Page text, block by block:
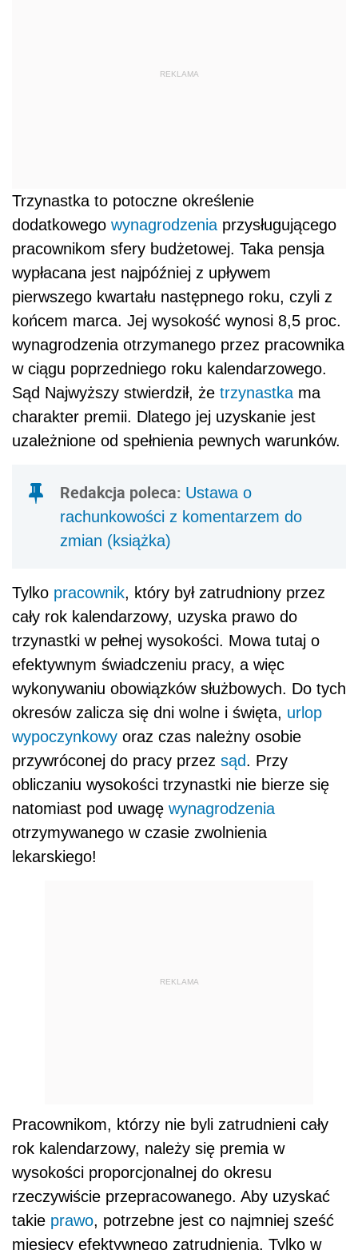
REKLAMA
Trzynastka to potoczne określenie
dodatkowego wynagrodzenia przysługującego
pracownikom sfery budżetowej. Taka pensja
wypłacana jest najpóźniej z upływem
pierwszego kwartału następnego roku, czyli z
końcem marca. Jej wysokość wynosi 8,5 proc.
wynagrodzenia otrzymanego przez pracownika
w ciągu poprzedniego roku kalendarzowego.
Sąd Najwyższy stwierdził, że trzynastka ma
charakter premii. Dlatego jej uzyskanie jest
uzależnione od spełnienia pewnych warunków.
Redakcja poleca: Ustawa o
rachunkowości z komentarzem do
zmian (książka)
Tylko pracownik, który był zatrudniony przez
cały rok kalendarzowy, uzyska prawo do
trzynastki w pełnej wysokości. Mowa tutaj o
efektywnym świadczeniu pracy, a więc
wykonywaniu obowiązków służbowych. Do tych
okresów zalicza się dni wolne i święta, urlop
wypoczynkowy oraz czas należny osobie
przywróconej do pracy przez sąd. Przy
obliczaniu wysokości trzynastki nie bierze się
natomiast pod uwagę wynagrodzenia
otrzymywanego w czasie zwolnienia
lekarskiego!
REKLAMA
Pracownikom, którzy nie byli zatrudnieni cały
rok kalendarzowy, należy się premia w
wysokości proporcjonalnej do okresu
rzeczywiście przepracowanego. Aby uzyskać
takie prawo, potrzebne jest co najmniej sześć
miesięcy efektywnego zatrudnienia. Tylko w